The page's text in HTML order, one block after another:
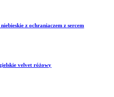
z ochraniaczem z sercem
velvet różowy